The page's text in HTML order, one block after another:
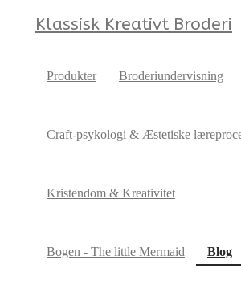
Klassisk Kreativt Broderi
Produkter Broderiundervisning
Craft-psykologi & Æstetiske
Kristendom & Kreativitet
Bogen - The little Mermaid Blog